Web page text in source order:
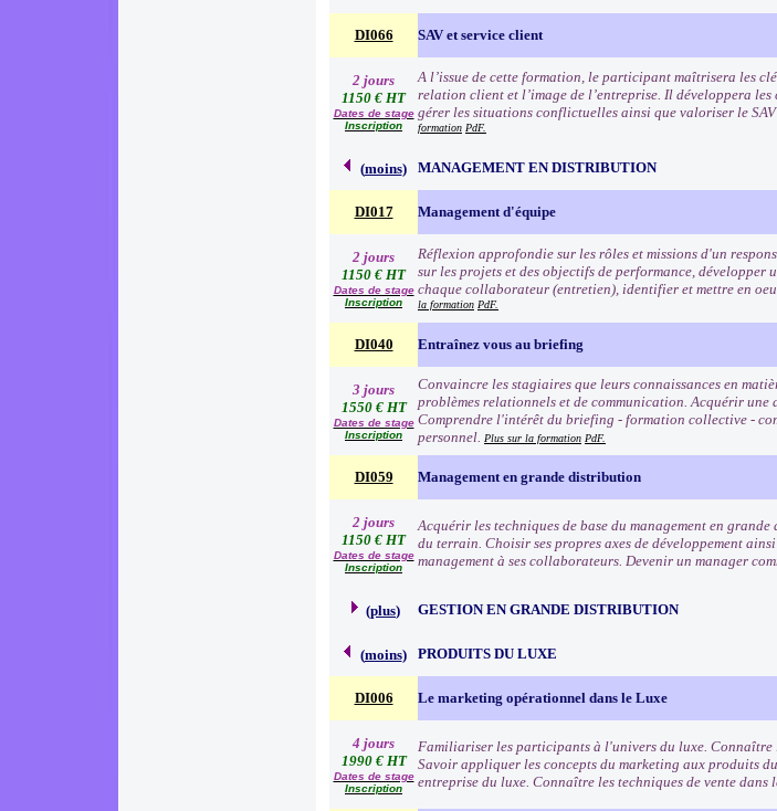
DI066 SAV et service client
2 jours
1150 € HT
Dates de stage
Inscription
A l’issue de cette formation, le participant maîtrisera les
relation client et l’image de l’entreprise. Il développera
gérer les situations conflictuelles ainsi que valoriser le
formation PdF.
(moins) MANAGEMENT EN DISTRIBUTION
DI017 Management d'équipe
2 jours
1150 € HT
Dates de stage
Inscription
Réflexion approfondie sur les rôles et missions d'un
sur les projets et des objectifs de performance,
chaque collaborateur (entretien), identifier et mettre en
la formation PdF.
DI040 Entraînez vous au briefing
3 jours
1550 € HT
Dates de stage
Inscription
Convaincre les stagiaires que leurs connaissances en
problèmes relationnels et de communication. Acquérir
Comprendre l'intérêt du briefing - formation collective -
personnel. Plus sur la formation PdF.
DI059 Management en grande distribution
2 jours
1150 € HT
Dates de stage
Inscription
Acquérir les techniques de base du management en
du terrain. Choisir ses propres axes de développement
management à ses collaborateurs. Devenir un manager
(plus) GESTION EN GRANDE DISTRIBUTION
(moins) PRODUITS DU LUXE
DI006 Le marketing opérationnel dans le Luxe
4 jours
1990 € HT
Dates de stage
Inscription
Familiariser les participants à l'univers du luxe. Connaître
Savoir appliquer les concepts du marketing aux produits
entreprise du luxe. Connaître les techniques de vente dans